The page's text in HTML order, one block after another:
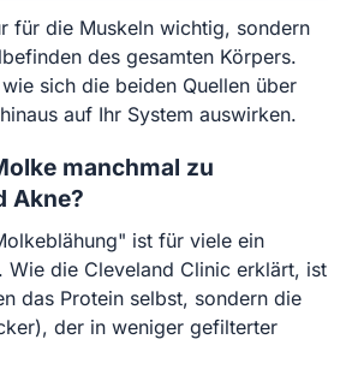
für die Muskeln wichtig, sondern
des gesamten Körpers.
sich die beiden Quellen über
auf Ihr System auswirken.
manchmal zu
Akne?
ist für viele ein
Wie die Cleveland Clinic erklärt, ist
das Protein selbst, sondern die
der in weniger gefilterter